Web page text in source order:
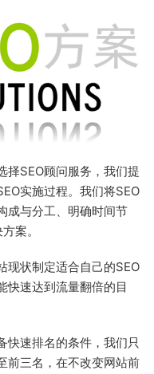
择SEO顾问服务，我们提
实施过程。我们将SEO
成与分工、明确时间节
案。
现状制定适合自己的SEO
快速达到流量翻倍的目
快速排名的条件，我们只
前三名，在不改变网站前